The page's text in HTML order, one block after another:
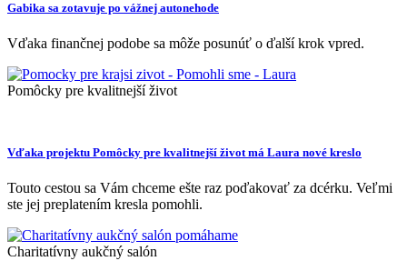
Gabika sa zotavuje po vážnej autonehode
Vďaka finančnej podobe sa môže posunúť o ďalší krok vpred.
Pomôcky pre kvalitnejší život
Vďaka projektu Pomôcky pre kvalitnejší život má Laura nové kreslo
Touto cestou sa Vám chceme ešte raz poďakovať za dcérku. Veľmi
ste jej preplatením kresla pomohli.
Charitatívny aukčný salón